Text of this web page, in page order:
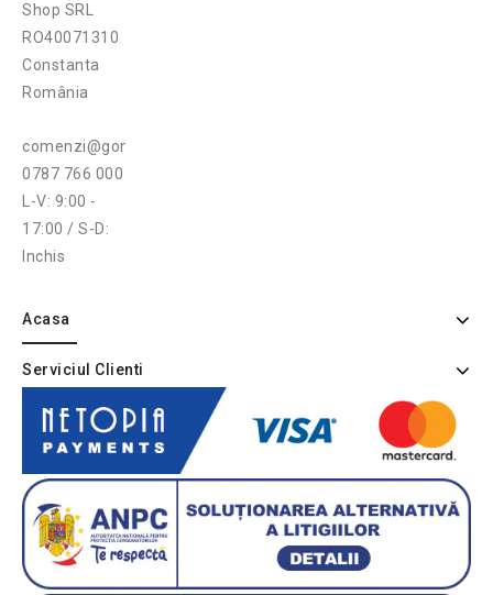
Shop SRL
RO40071310
Constanta
România
comenzi@gonga.ro
0787 766 000
L-V: 9:00 -
17:00 / S-D:
Inchis
Acasa
Serviciul Clienti